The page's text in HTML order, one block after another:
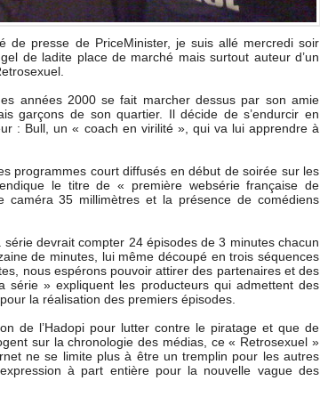
de presse de PriceMinister, je suis allé mercredi soir
de ladite place de marché mais surtout auteur d’un
années 2000 se fait marcher dessus par son amie
garçons de son quartier. Il décide de s’endurcir en
: Bull, un « coach en virilité », qui va lui apprendre à
programmes court diffusés en début de soirée sur les
le titre de « première websérie française de
caméra 35 millimètres et la présence de comédiens
devrait compter 24 épisodes de 3 minutes chacun
de minutes, lui même découpé en trois séquences
nous espérons pouvoir attirer des partenaires et des
série » expliquent les producteurs qui admettent des
la réalisation des premiers épisodes.
de l’Hadopi pour lutter contre le piratage et que de
sur la chronologie des médias, ce « Retrosexuel »
ne se limite plus à être un tremplin pour les autres
à part entière pour la nouvelle vague des